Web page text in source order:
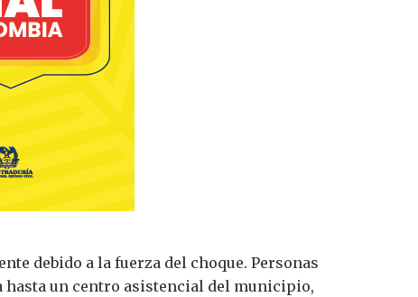
debido a la fuerza del choque. Personas
un centro asistencial del municipio,